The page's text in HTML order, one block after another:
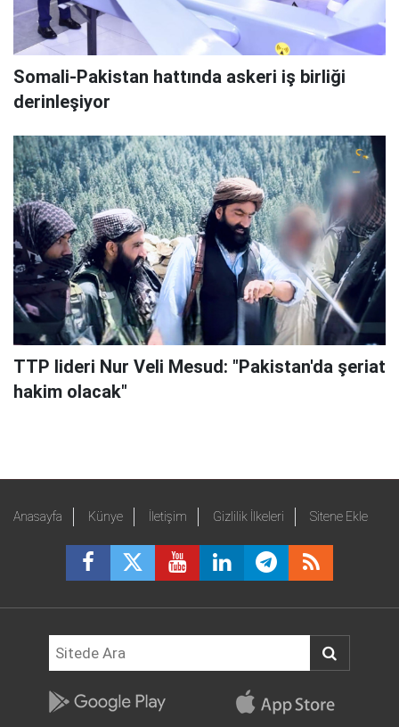
Somali-Pakistan hattında askeri iş birliği
derinleşiyor
TTP lideri Nur Veli Mesud: "Pakistan'da şeriat
hakim olacak"
Anasayfa Künye İletişim Gizlilik İlkeleri Sitene Ekle